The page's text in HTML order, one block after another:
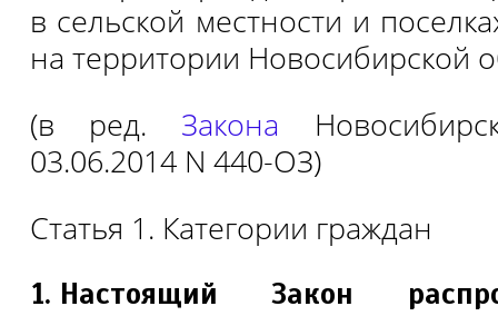
в сельской местности и
на территории Новосибирской
(в ред. Закона
03.06.2014 N 440-ОЗ)
Статья 1. Категории граждан
Настоящий Закон